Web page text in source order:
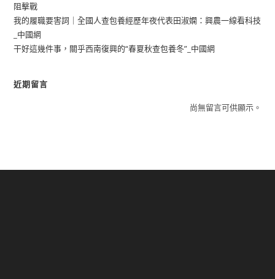
阻擊戰
我的履職要害詞｜全國人查包養經歷年夜代表田淑嫻：興農一線看科技
_中國網
干好這幾件事，關乎西南復興的“春夏秋查包養冬”_中國網
近期留言
尚無留言可供顯示。